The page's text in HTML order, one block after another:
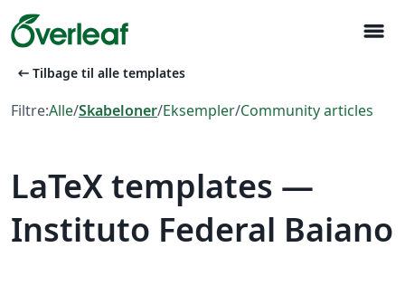
menu
arrow_left_alt Tilbage til alle templates
Filtre:Alle/Skabeloner/Eksempler/Community articles
LaTeX templates —
Instituto Federal Baiano